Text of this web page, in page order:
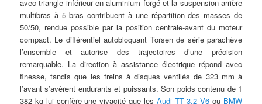
avec triangle inférieur en aluminium forgé et la suspension arrière
multibras à 5 bras contribuent à une répartition des masses de
50/50, rendue possible par la position centrale-avant du moteur
compact. Le différentiel autobloquant Torsen de série parachève
l’ensemble et autorise des trajectoires d’une précision
remarquable. La direction à assistance électrique répond avec
finesse, tandis que les freins à disques ventilés de 323 mm à
l’avant s’avèrent endurants et puissants. Son poids contenu de 1
382 kg lui confère une vivacité que les Audi TT 3.2 V6 ou BMW